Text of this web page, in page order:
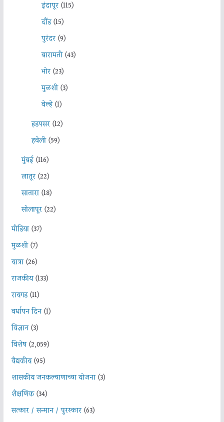
इंदापूर(115)
दौंड(15)
पुरंदर(9)
बारामती(43)
भोर(23)
मुळशी(3)
वेल्हे(1)
हडपसर(12)
हवेली(59)
मुंबई(116)
लातूर(22)
सातारा(18)
सोलापूर(22)
मीडिया(37)
मुळशी(7)
यात्रा(26)
राजकीय(133)
रायगड(11)
वर्धापन दिन(1)
विज्ञान(3)
विशेष(2,059)
वैद्यकीय(95)
शासकीय जनकल्याणाच्या योजना(3)
शैक्षणिक(34)
सत्कार / सन्मान / पुरस्कार(63)